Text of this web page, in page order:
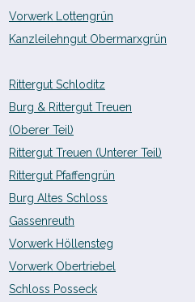
Vorwerk Lottengrün
Kanzleilehngut Obermarxgrün
Rittergut Schloditz
Burg & Rittergut Treuen
(Oberer Teil)
Rittergut Treuen (Unterer Teil)
Rittergut Pfaffengrün
Burg Altes Schloss
Gassenreuth
Vorwerk Höllensteg
Vorwerk Obertriebel
Schloss Posseck